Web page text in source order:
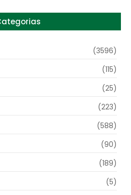
(3596)
(115)
(25)
(223)
(588)
(90)
(189)
(5)